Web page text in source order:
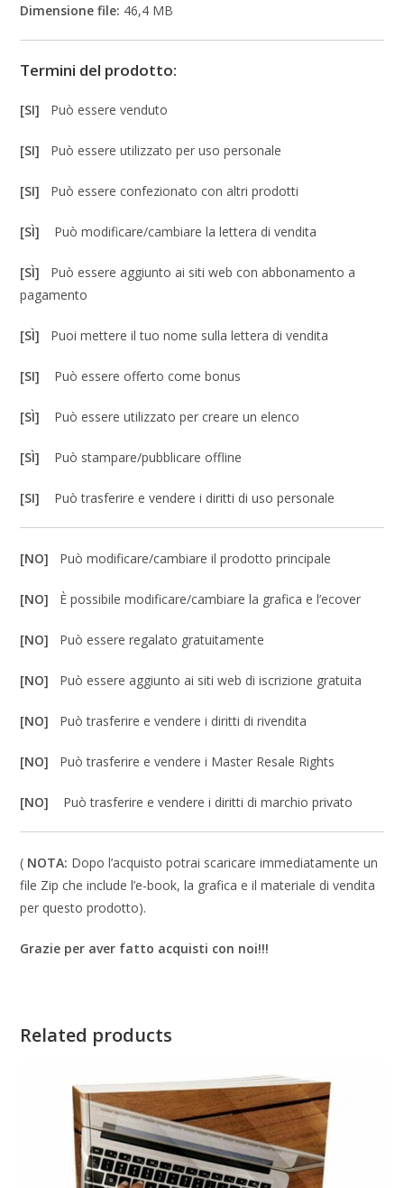
Dimensione file: 46,4 MB
Termini del prodotto:
[SI] Può essere venduto
[SI] Può essere utilizzato per uso personale
[SI] Può essere confezionato con altri prodotti
[SÌ] Può modificare/cambiare la lettera di vendita
[SÌ] Può essere aggiunto ai siti web con abbonamento a
pagamento
[SÌ] Puoi mettere il tuo nome sulla lettera di vendita
[SI] Può essere offerto come bonus
[SÌ] Può essere utilizzato per creare un elenco
[SÌ] Può stampare/pubblicare offline
[SI] Può trasferire e vendere i diritti di uso personale
[NO] Può modificare/cambiare il prodotto principale
[NO] È possibile modificare/cambiare la grafica e l’ecover
[NO] Può essere regalato gratuitamente
[NO] Può essere aggiunto ai siti web di iscrizione gratuita
[NO] Può trasferire e vendere i diritti di rivendita
[NO] Può trasferire e vendere i Master Resale Rights
[NO] Può trasferire e vendere i diritti di marchio privato
( NOTA: Dopo l’acquisto potrai scaricare immediatamente un
file Zip che include l’e-book, la grafica e il materiale di vendita
per questo prodotto).
Grazie per aver fatto acquisti con noi!!!
Related products